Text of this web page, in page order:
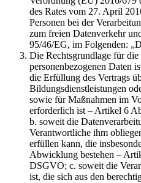
des Rates vom 27. April
Personen bei der
zum freien Datenverkehr
95/46/EG, im Folgenden:
Die Rechtsgrundlage für
personenbezogenen Daten
die Erfüllung des Vertrags
Bildungsdienstleistungen
sowie für Maßnahmen im
erforderlich ist – Artikel 6
b. soweit die
Verantwortliche ihm
erfüllen kann, die
Abwicklung bestehen –
DSGVO; c. soweit die
ist, die sich aus den